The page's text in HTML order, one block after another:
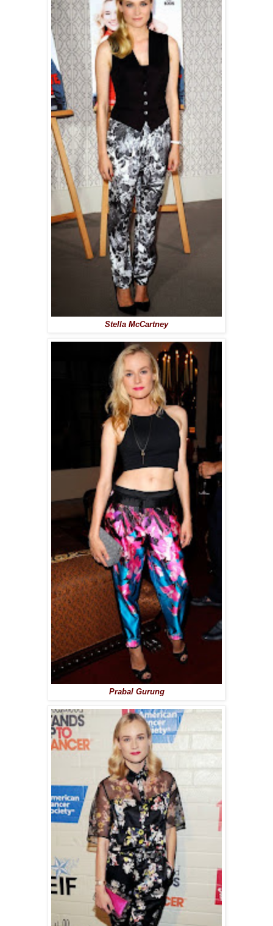
Stella McCartney
Prabal Gurung